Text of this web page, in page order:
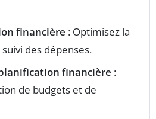
financière : Optimisez la
des dépenses.
financière :
de budgets et de